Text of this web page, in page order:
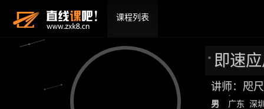
课程列表
即速
讲师：咫
男
广东 深